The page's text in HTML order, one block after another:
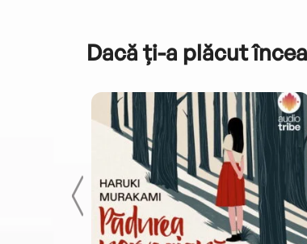
Dacă ți-a plăcut